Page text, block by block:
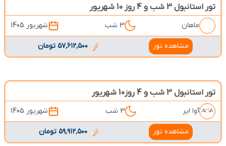
تور استانبول 3 شب و 4 روز 10 شهریور
ماهان 3 شب شهریور 1405
مشاهده تور از ۵۷٬۶۱۲٬۵۰۰ تومان
تور استانبول 3 شب و 4 روز10 شهریور
آوا ایر 3 شب شهریور 1405
مشاهده تور از ۵۹٬۹۱۲٬۵۰۰ تومان